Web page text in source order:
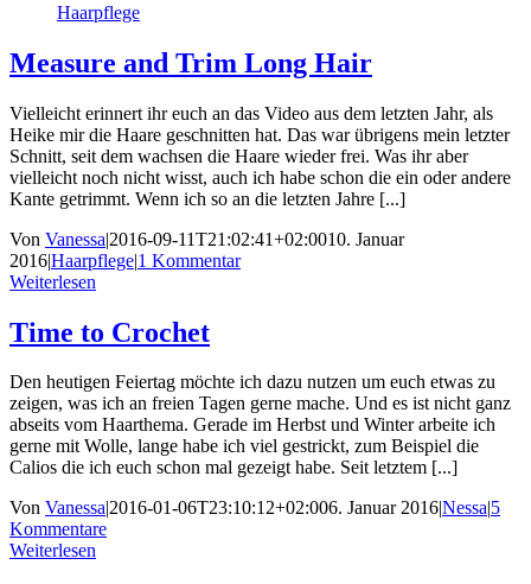
Haarpflege
Measure and Trim Long Hair
Vielleicht erinnert ihr euch an das Video aus dem letzten Jahr, als
Heike mir die Haare geschnitten hat. Das war übrigens mein letzter
Schnitt, seit dem wachsen die Haare wieder frei. Was ihr aber
vielleicht noch nicht wisst, auch ich habe schon die ein oder andere
Kante getrimmt. Wenn ich so an die letzten Jahre [...]
Von Vanessa|2016-09-11T21:02:41+02:0010. Januar
2016|Haarpflege|1 Kommentar
Weiterlesen
Time to Crochet
Den heutigen Feiertag möchte ich dazu nutzen um euch etwas zu
zeigen, was ich an freien Tagen gerne mache. Und es ist nicht ganz
abseits vom Haarthema. Gerade im Herbst und Winter arbeite ich
gerne mit Wolle, lange habe ich viel gestrickt, zum Beispiel die
Calios die ich euch schon mal gezeigt habe. Seit letztem [...]
Von Vanessa|2016-01-06T23:10:12+02:006. Januar 2016|Nessa|5
Kommentare
Weiterlesen